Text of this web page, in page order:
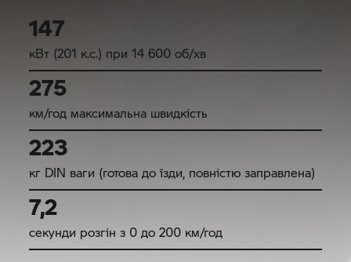
147
кВт (201 к.с.) при 14 600 об/хв
275
км/год максимальна швидкість
223
кг DIN ваги (готова до їзди, повністю заправлена)
7,2
секунди розгін з 0 до 200 км/год